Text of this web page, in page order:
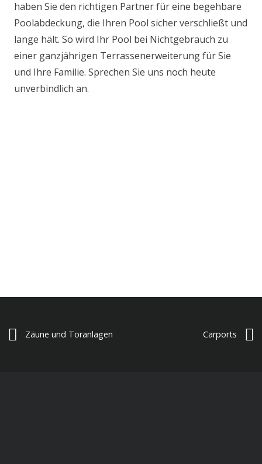
haben Sie den richtigen Partner für eine begehbare
Poolabdeckung, die Ihren Pool sicher verschließt und
lange hält. So wird Ihr Pool bei Nichtgebrauch zu
einer ganzjährigen Terrassenerweiterung für Sie
und Ihre Familie. Sprechen Sie uns noch heute
unverbindlich an.
Zäune und Toranlagen Carports